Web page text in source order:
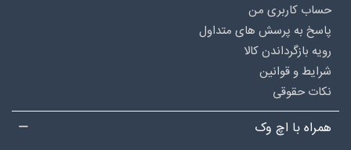
حساب کاربری من
پاسخ به پرسش های متداول
رویه بازگرداندن کالا
شرایط و قوانین
نکات حقوقی
همراه با اچ وک